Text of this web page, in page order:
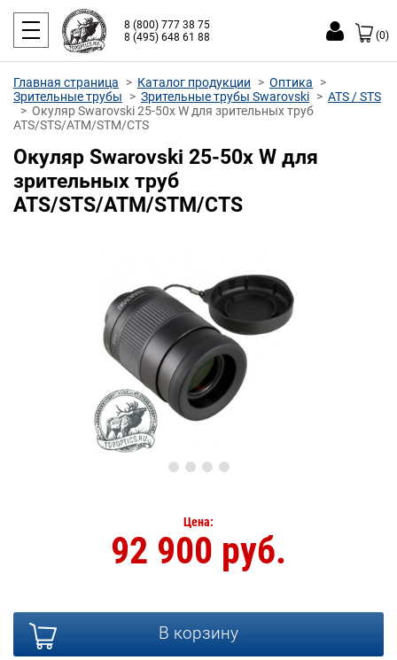
8 (800) 777 38 75
8 (495) 648 61 88
(0)
Главная страница Каталог продукции
Оптика
Зрительные трубы
Зрительные трубы Swarovski
ATS / STS
Окуляр Swarovski 25-50x W для зрительных труб
ATS/STS/ATM/STM/CTS
Окуляр Swarovski 25-50x W для
зрительных труб
ATS/STS/ATM/STM/CTS
Цена:
92 900 руб.
В корзину